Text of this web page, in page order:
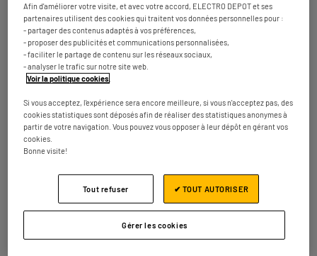
12.73
km
VILLENAVE D'ORNON
7 rue Louis de Funès
33140 Villenave-d'Ornon
Ouvert 09:30 - 19:30
Numéro
2
2 rue de l'Air du Temps
33560 Sainte-Eulalie
Ouvert 09:30 - 19:00
Numéro Plus d'infos
Afin d'améliorer votre visite, et avec votre accord, ELECTRO DEPOT et ses
partenaires utilisent des cookies qui traitent vos données personnelles pour :
- partager des contenus adaptés à vos préférences,
- proposer des publicités et communications personnalisées,
- faciliter le partage de contenu sur les réseaux sociaux,
- analyser le trafic sur notre site web.
Voir la politique cookies
Si vous acceptez, l'expérience sera encore meilleure, si vous n'acceptez pas, des
cookies statistiques sont déposés afin de réaliser des statistiques anonymes à
partir de votre navigation. Vous pouvez vous opposer à leur dépôt en gérant vos
cookies.
Bonne visite!
Gérer les cookies
Tout refuser ✔ TOUT AUTORISER